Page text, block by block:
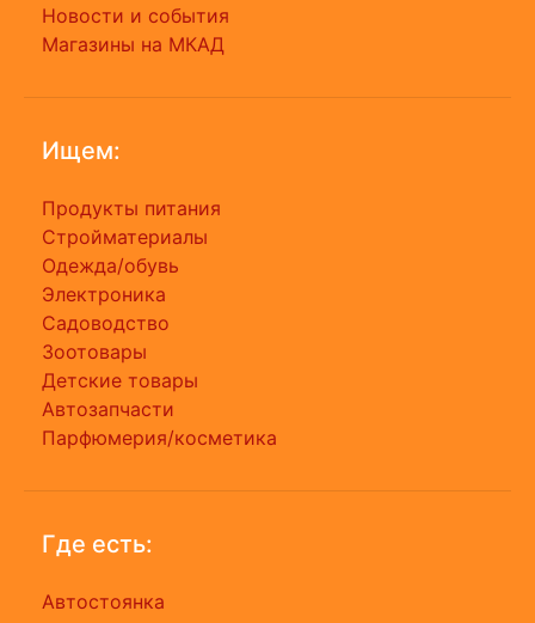
Новости и события
Магазины на МКАД
Ищем:
Продукты питания
Стройматериалы
Одежда/обувь
Электроника
Садоводство
Зоотовары
Детские товары
Автозапчасти
Парфюмерия/косметика
Где есть:
Автостоянка